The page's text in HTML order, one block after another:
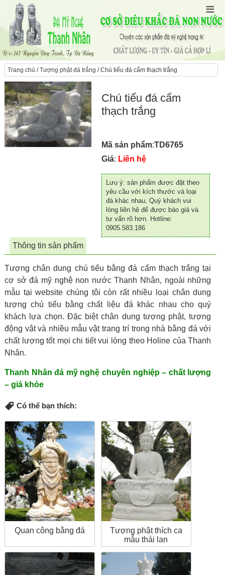
Trang chủ /Tượng phật đá trắng / Chú tiểu đá cẩm thạch trắng
Chú tiểu đá cẩm
thạch trắng
Mã sản phẩm:TD6765
Giá: Liên hệ
Lưu ý: sản phẩm được đặt theo
yêu cầu với kích thước và loại
đá khác nhau, Quý khách vui
lòng liên hệ để được báo giá và
tư vấn rõ hơn. Hotline:
0905.583.186
Thông tin sản phẩm
Tượng chân dung chú tiểu bằng đá cẩm thạch trắng tại
cơ sở đá mỹ nghệ non nước Thanh Nhân, ngoài những
mẫu tại website chúng tôi còn rất nhiều loại chân dung
tượng chú tiểu bằng chất liệu đá khác nhau cho quý
khách lựa chọn. Đặc biệt chân dung tượng phật, tượng
động vật và nhiều mẫu vật trang trí trong nhà bằng đá với
chất lượng tốt mọi chi tiết vui lòng theo Holine của Thanh
Nhân.
Thanh Nhân đá mỹ nghệ chuyên nghiệp – chất lượng
– giá khỏe
Có thể bạn thích:
Quan công bằng đá
Tượng phật thích ca
mẫu thái lan